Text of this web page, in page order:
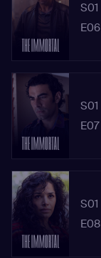
S01
E06
S01
E07
S01
E08